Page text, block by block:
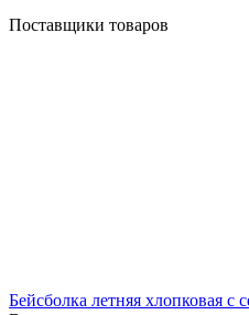
Поставщики товаров
Бейсболка летняя хлопковая с